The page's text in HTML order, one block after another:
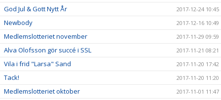
God Jul & Gott Nytt År 2017-12-24 10:45
Newbody 2017-12-16 10:49
Medlemslotteriet november 2017-11-29 09:59
Alva Olofsson gör succé i SSL 2017-11-21 08:21
Vila i frid "Larsa" Sand 2017-11-20 17:42
Tack! 2017-11-20 11:20
Medlemslotteriet oktober 2017-11-01 11:47